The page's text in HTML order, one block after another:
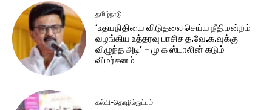
தமிழ்நாடு
‘உதயநிதியை விடுதலை செய்ய நீதிமன்றம்
வழங்கிய உத்தரவு பாசிச த.வே.க.வுக்கு
விழுந்த அடி’ – மு க ஸ்டாலின் கடும்
விமர்சனம்
கல்வி-தொழில்நுட்பம்